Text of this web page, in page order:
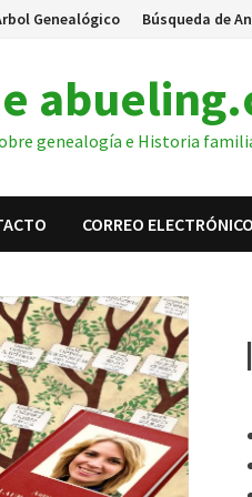
Genealógico Búsqueda de
genealogía e Historia
CORREO ELECTRÓNICO